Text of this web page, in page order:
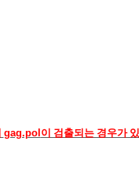
gag.pol 이 검출되는 경우가